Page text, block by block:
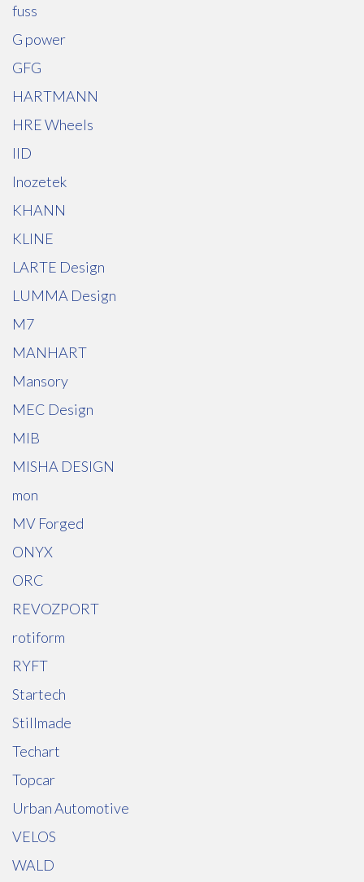
fuss
G power
GFG
HARTMANN
HRE Wheels
IID
Inozetek
KHANN
KLINE
LARTE Design
LUMMA Design
M7
MANHART
Mansory
MEC Design
MIB
MISHA DESIGN
mon
MV Forged
ONYX
ORC
REVOZPORT
rotiform
RYFT
Startech
Stillmade
Techart
Topcar
Urban Automotive
VELOS
WALD